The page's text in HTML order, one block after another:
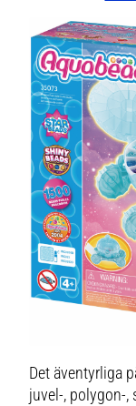
Det äventyrliga
juvel-, polygon-,